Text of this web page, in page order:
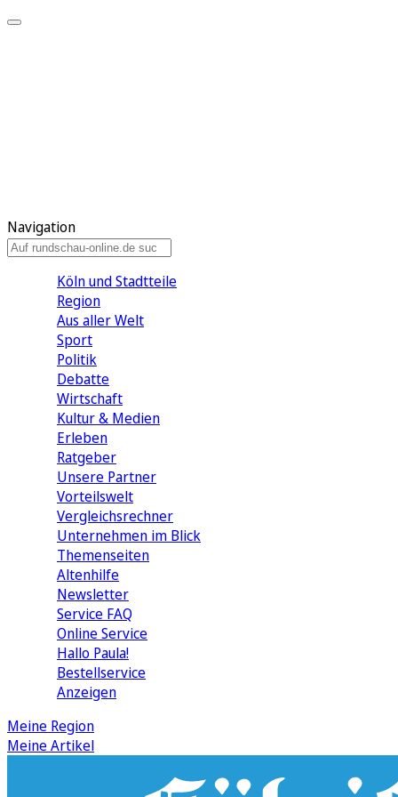
Navigation
Köln und Stadtteile
Region
Aus aller Welt
Sport
Politik
Debatte
Wirtschaft
Kultur & Medien
Erleben
Ratgeber
Unsere Partner
Vorteilswelt
Vergleichsrechner
Unternehmen im Blick
Themenseiten
Altenhilfe
Newsletter
Service FAQ
Online Service
Hallo Paula!
Bestellservice
Anzeigen
Meine Region
Meine Artikel